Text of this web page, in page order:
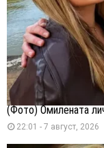
(Фото) Омилената
22:01 - 7 август, 2026